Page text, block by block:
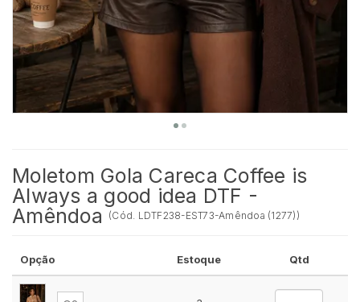
Moletom Gola Careca Coffee is
Always a good idea DTF -
Amêndoa
(Cód. LDTF238-EST73-Amêndoa (1277) )
Opção Estoque Qtd